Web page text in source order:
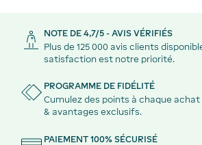
NOTE DE 4,7/5 - AVIS VÉRIFIÉS
Plus de 125 000 avis clients
satisfaction est notre priorité.
PROGRAMME DE FIDÉLITÉ
Cumulez des points à chaque
& avantages exclusifs.
PAIEMENT 100% SÉCURISÉ